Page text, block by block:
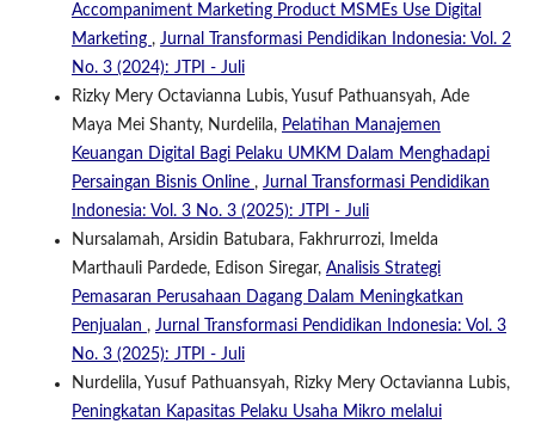
Accompaniment Marketing Product MSMEs Use Digital
Marketing , Jurnal Transformasi Pendidikan Indonesia: Vol. 2
No. 3 (2024): JTPI - Juli
Rizky Mery Octavianna Lubis, Yusuf Pathuansyah, Ade
Maya Mei Shanty, Nurdelila, Pelatihan Manajemen
Keuangan Digital Bagi Pelaku UMKM Dalam Menghadapi
Persaingan Bisnis Online , Jurnal Transformasi Pendidikan
Indonesia: Vol. 3 No. 3 (2025): JTPI - Juli
Nursalamah, Arsidin Batubara, Fakhrurrozi, Imelda
Marthauli Pardede, Edison Siregar, Analisis Strategi
Pemasaran Perusahaan Dagang Dalam Meningkatkan
Penjualan , Jurnal Transformasi Pendidikan Indonesia: Vol. 3
No. 3 (2025): JTPI - Juli
Nurdelila, Yusuf Pathuansyah, Rizky Mery Octavianna Lubis,
Peningkatan Kapasitas Pelaku Usaha Mikro melalui